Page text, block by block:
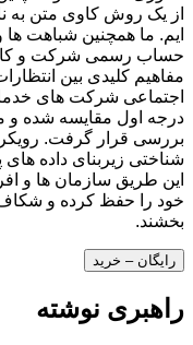
از یک روش کاوی متن به
ایم. ما همچنین شباهت ها
حساب رسمی شرکت و
مفاهیم کلیدی بین
اجتماعی شرکت های
درجه اول مقایسه شده و
بررسی قرار گرفت.
شناختی زیربنای داده
این طریق سازمان ها و
خود را حفظ کرده و شکاف
بخشند.
رایگان – خرید
راهبری نوشته